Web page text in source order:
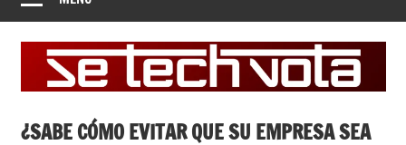
¿SABE CÓMO EVITAR QUE SU EMPRESA SEA